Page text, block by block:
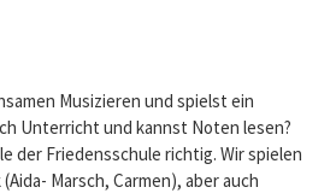
Musizieren und spielst ein
Unterricht und kannst Noten lesen?
der Friedensschule richtig. Wir spielen
Marsch, Carmen), aber auch